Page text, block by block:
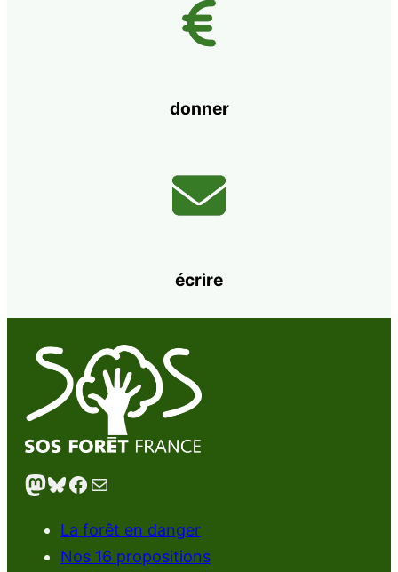
donner
écrire
Mastodon Bluesky Facebook E-mail
La forêt en danger
Nos 16 propositions